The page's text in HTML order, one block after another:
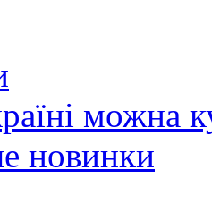
можна
новинки